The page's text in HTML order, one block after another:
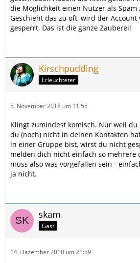
die Möglichkeit einen Nutzer als Spam
Geschieht das zu oft, wird der Account
gesperrt. Das ist die ganze Zauberei!
Kirschpudding
Erleuchteter
5. November 2018 um 11:55
Klingt zumindest komisch. Nur weil
du (noch) nicht in deinen Kontakten
in einer Gruppe bist, wirst du nicht
melden dich nicht einfach so mehrere
muss also was vorgefallen sein -
ja nicht.
skam
Gast
14. Dezember 2018 um 21:59